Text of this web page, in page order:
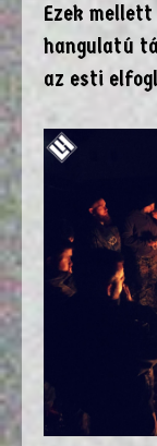
Ezek
hangulatú
az esti